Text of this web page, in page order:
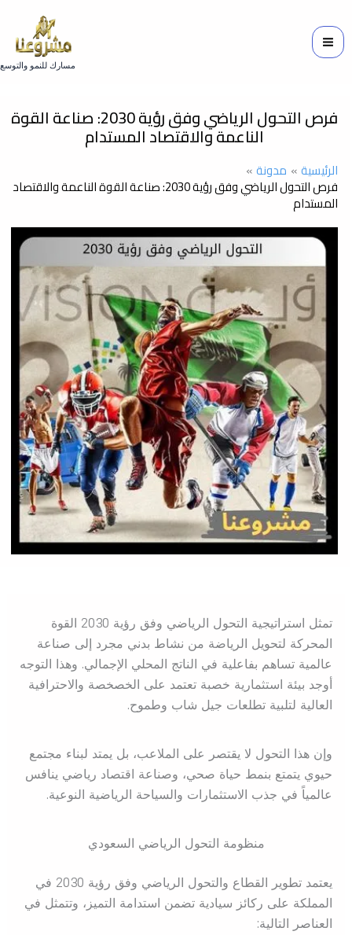
مسارك للنمو والتوسع
فرص التحول الرياضي وفق رؤية 2030: صناعة القوة
الناعمة والاقتصاد المستدام
الرئيسية مدونة
فرص التحول الرياضي وفق رؤية 2030: صناعة القوة الناعمة والاقتصاد
المستدام
تمثل استراتيجية التحول الرياضي وفق رؤية 2030 القوة
المحركة لتحويل الرياضة من نشاط بدني مجرد إلى صناعة
عالمية تساهم بفاعلية في الناتج المحلي الإجمالي. وهذا التوجه
أوجد بيئة استثمارية خصبة تعتمد على الخصخصة والاحترافية
العالية لتلبية تطلعات جيل شاب وطموح.
وإن هذا التحول لا يقتصر على الملاعب، بل يمتد لبناء مجتمع
حيوي يتمتع بنمط حياة صحي، وصناعة اقتصاد رياضي ينافس
عالمياً في جذب الاستثمارات والسياحة الرياضية النوعية.
منظومة التحول الرياضي السعودي
يعتمد تطوير القطاع والتحول الرياضي وفق رؤية 2030 في
المملكة على ركائز سيادية تضمن استدامة التميز، وتتمثل في
العناصر التالية: